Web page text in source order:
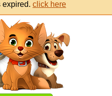
expired. click here